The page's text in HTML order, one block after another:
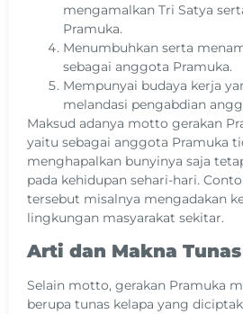
mengamalkan Tri Satya
Pramuka.
Menumbuhkan serta
sebagai anggota Pramuka.
Mempunyai budaya kerja
melandasi pengabdian
Maksud adanya motto gerakan
yaitu sebagai anggota Pramuka
menghapalkan bunyinya saja
pada kehidupan sehari-hari.
tersebut misalnya mengadakan
lingkungan masyarakat sekitar.
Arti dan Makna
Selain motto, gerakan Pramuka
berupa tunas kelapa yang